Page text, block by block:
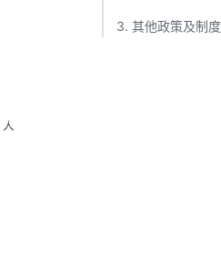
3. 其他政策及制度​